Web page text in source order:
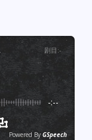
剧目 :-
-:--
Powered By GSpeech